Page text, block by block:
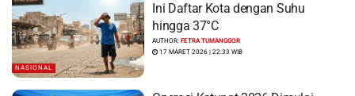
NASIONAL
Ini Daftar Kota dengan Suhu
hingga 37°C
AUTHOR:FETRA TUMANGGOR
17 MARET 2026 | 22:33 WIB